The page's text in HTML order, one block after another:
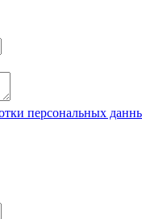
персональных